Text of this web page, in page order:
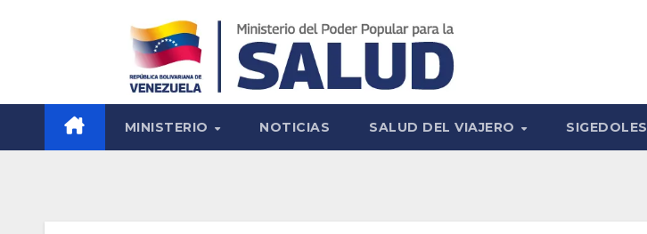
MINISTERIO NOTICIAS SALUD DEL VIAJERO SIGEDOLES